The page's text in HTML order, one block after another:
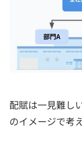
配賦は一見難し
のイメージで考